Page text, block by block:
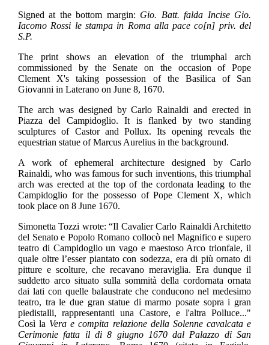
Signed at the bottom margin: Gio. Batt. falda Incise Gio.
Iacomo Rossi le stampa in Roma alla pace co[n] priv. del
S.P.
The print shows an elevation of the triumphal arch
commissioned by the Senate on the occasion of Pope
Clement X's taking possession of the Basilica of San
Giovanni in Laterano on June 8, 1670.
The arch was designed by Carlo Rainaldi and erected in
Piazza del Campidoglio. It is flanked by two standing
sculptures of Castor and Pollux. Its opening reveals the
equestrian statue of Marcus Aurelius in the background.
A work of ephemeral architecture designed by Carlo
Rainaldi, who was famous for such inventions, this triumphal
arch was erected at the top of the cordonata leading to the
Campidoglio for the possesso of Pope Clement X, which
took place on 8 June 1670.
Simonetta Tozzi wrote: “Il Cavalier Carlo Rainaldi Architetto
del Senato e Popolo Romano collocò nel Magnifico e supero
teatro di Campidoglio un vago e maestoso Arco trionfale, il
quale oltre l’esser piantato con sodezza, era di più ornato di
pitture e scolture, che recavano meraviglia. Era dunque il
suddetto arco situato sulla sommità della cordornata ornata
dai lati con quelle balaustrate che conducono nel medesimo
teatro, tra le due gran statue di marmo posate sopra i gran
piedistalli, rappresentanti una Castore, e l'altra Polluce..."
Così la Vera e compita relazione della Solenne cavalcata e
Cerimonie fatta il di 8 giugno 1670 dal Palazzo di San